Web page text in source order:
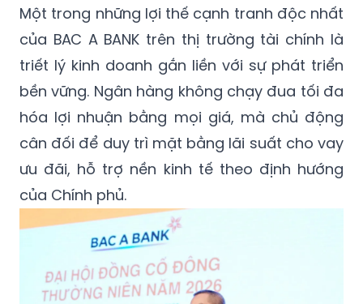
Một trong những lợi thế cạnh tranh độc nhất
của BAC A BANK trên thị trường tài chính là
triết lý kinh doanh gắn liền với sự phát triển
bền vững. Ngân hàng không chạy đua tối đa
hóa lợi nhuận bằng mọi giá, mà chủ động
cân đối để duy trì mặt bằng lãi suất cho vay
ưu đãi, hỗ trợ nền kinh tế theo định hướng
của Chính phủ.